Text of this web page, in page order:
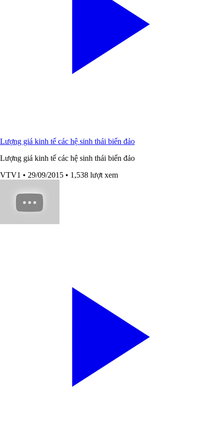
Lượng giá kinh tế các hệ sinh thái biển đảo
Lượng giá kinh tế các hệ sinh thái biển đảo
VTV1 • 29/09/2015 • 1,538 lượt xem